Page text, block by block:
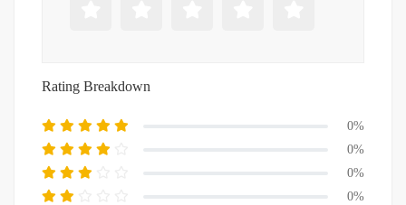
Rating Breakdown
0%
0%
0%
0%